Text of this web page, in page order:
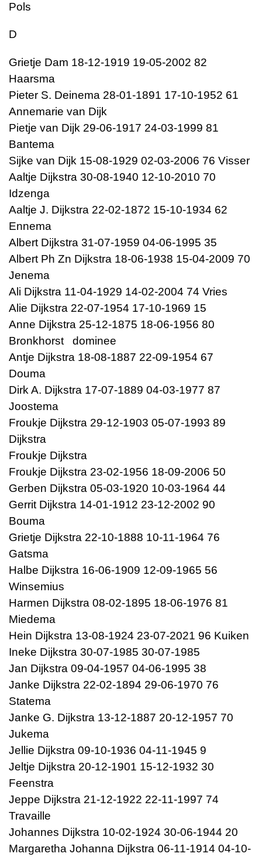
Pols
D
Grietje Dam 18-12-1919 19-05-2002 82
Haarsma
Pieter S. Deinema 28-01-1891 17-10-1952 61
Annemarie van Dijk
Pietje van Dijk 29-06-1917 24-03-1999 81
Bantema
Sijke van Dijk 15-08-1929 02-03-2006 76 Visser
Aaltje Dijkstra 30-08-1940 12-10-2010 70
Idzenga
Aaltje J. Dijkstra 22-02-1872 15-10-1934 62
Ennema
Albert Dijkstra 31-07-1959 04-06-1995 35
Albert Ph Zn Dijkstra 18-06-1938 15-04-2009 70
Jenema
Ali Dijkstra 11-04-1929 14-02-2004 74 Vries
Alie Dijkstra 22-07-1954 17-10-1969 15
Anne Dijkstra 25-12-1875 18-06-1956 80
Bronkhorst dominee
Antje Dijkstra 18-08-1887 22-09-1954 67
Douma
Dirk A. Dijkstra 17-07-1889 04-03-1977 87
Joostema
Froukje Dijkstra 29-12-1903 05-07-1993 89
Dijkstra
Froukje Dijkstra
Froukje Dijkstra 23-02-1956 18-09-2006 50
Gerben Dijkstra 05-03-1920 10-03-1964 44
Gerrit Dijkstra 14-01-1912 23-12-2002 90
Bouma
Grietje Dijkstra 22-10-1888 10-11-1964 76
Gatsma
Halbe Dijkstra 16-06-1909 12-09-1965 56
Winsemius
Harmen Dijkstra 08-02-1895 18-06-1976 81
Miedema
Hein Dijkstra 13-08-1924 23-07-2021 96 Kuiken
Ineke Dijkstra 30-07-1985 30-07-1985
Jan Dijkstra 09-04-1957 04-06-1995 38
Janke Dijkstra 22-02-1894 29-06-1970 76
Statema
Janke G. Dijkstra 13-12-1887 20-12-1957 70
Jukema
Jellie Dijkstra 09-10-1936 04-11-1945 9
Jeltje Dijkstra 20-12-1901 15-12-1932 30
Feenstra
Jeppe Dijkstra 21-12-1922 22-11-1997 74
Travaille
Johannes Dijkstra 10-02-1924 30-06-1944 20
Margaretha Johanna Dijkstra 06-11-1914 04-10-